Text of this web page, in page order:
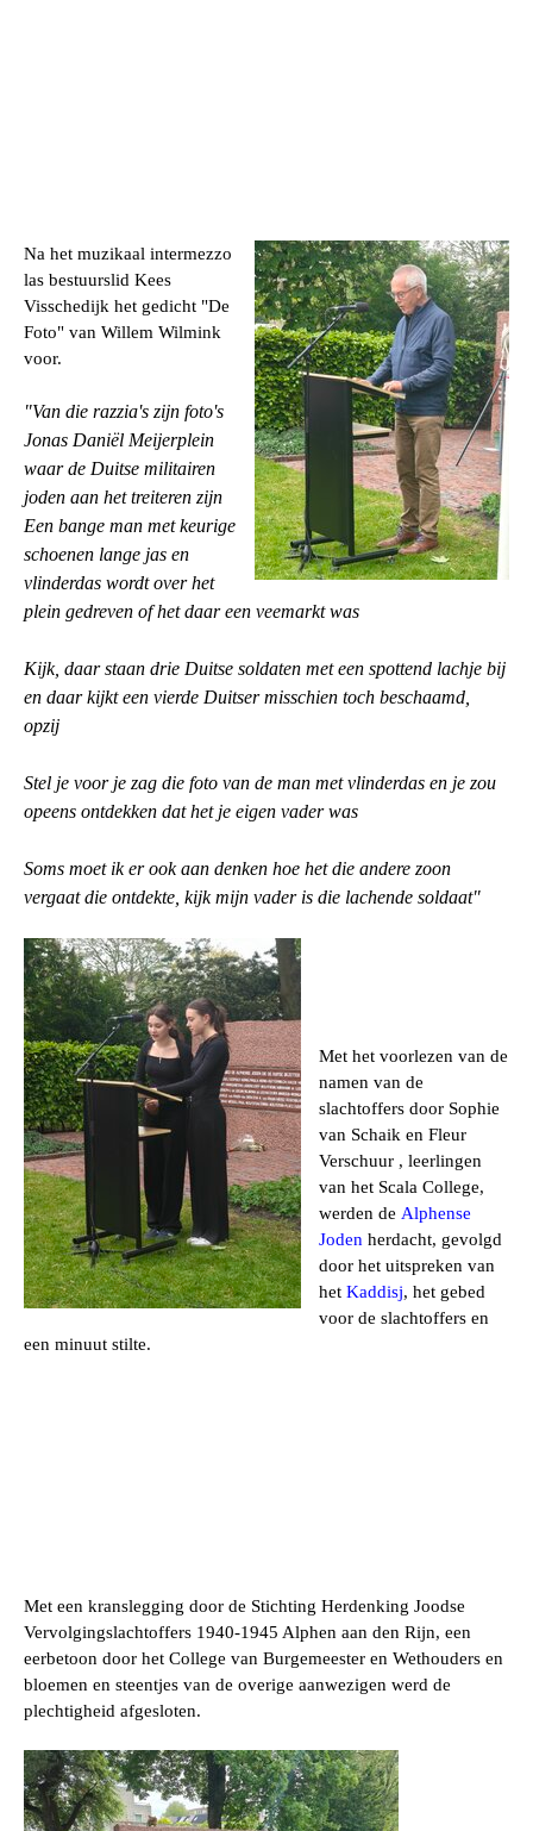
Na het muzikaal intermezzo
las bestuurslid Kees
Visschedijk het gedicht "De
Foto" van Willem Wilmink
voor.
"Van die razzia's zijn foto's
Jonas Daniël Meijerplein
waar de Duitse militairen
joden aan het treiteren zijn
Een bange man met keurige
schoenen lange jas en
vlinderdas wordt over het
plein gedreven of het daar een veemarkt was
Kijk, daar staan drie Duitse soldaten met een spottend lachje bij
en daar kijkt een vierde Duitser misschien toch beschaamd,
opzij
Stel je voor je zag die foto van de man met vlinderdas en je zou
opeens ontdekken dat het je eigen vader was
Soms moet ik er ook aan denken hoe het die andere zoon
vergaat die ontdekte, kijk mijn vader is die lachende soldaat"
Met het voorlezen van de
namen van de
slachtoffers door Sophie
van Schaik en Fleur
Verschuur , leerlingen
van het Scala College,
werden de Alphense
Joden herdacht, gevolgd
door het uitspreken van
het Kaddisj, het gebed
voor de slachtoffers en
een minuut stilte.
Met een kranslegging door de Stichting Herdenking Joodse
Vervolgingslachtoffers 1940-1945 Alphen aan den Rijn, een
eerbetoon door het College van Burgemeester en Wethouders en
bloemen en steentjes van de overige aanwezigen werd de
plechtigheid afgesloten.